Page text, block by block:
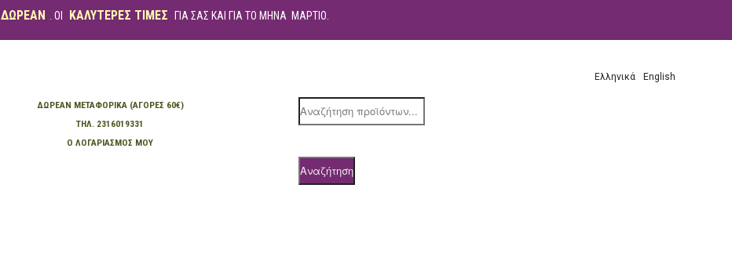
ΔΩΡΕΑΝ . ΟΙ ΚΑΛΥΤΕΡΕΣ ΤΙΜΕΣ ΓΙΑ ΣΑΣ ΚΑΙ ΓΙΑ ΤΟ ΜΗΝΑ ΜΑΡΤΙΟ.
ΔΩΡΕΆΝ ΜΕΤΑΦΟΡΙΚΆ (ΑΓΟΡΈΣ 60€)
ΤΗΛ. 2316019331
Ο ΛΟΓΑΡΙΑΣΜΌΣ ΜΟΥ
Ελληνικά English
Products
Αναζήτηση